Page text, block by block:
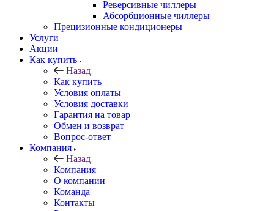
Реверсивные чиллеры
Абсорбционные чиллеры
Прецизионные кондиционеры
Услуги
Акции
Как купить
Назад
Как купить
Условия оплаты
Условия доставки
Гарантия на товар
Обмен и возврат
Вопрос-ответ
Компания
Назад
Компания
О компании
Команда
Контакты